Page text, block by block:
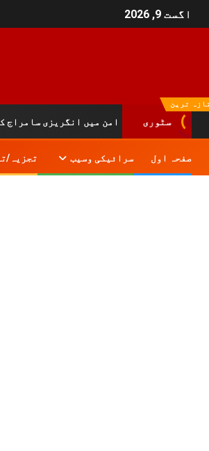
اگست 9, 2026
ترین
سٹوری
سلیمان کے دامن میں انگریزی سامراج کے
صفحہ اول سرائیکی وسیب تجزیہ/